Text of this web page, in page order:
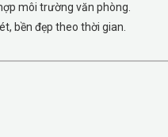
môi trường văn phòng.
bền đẹp theo thời gian.